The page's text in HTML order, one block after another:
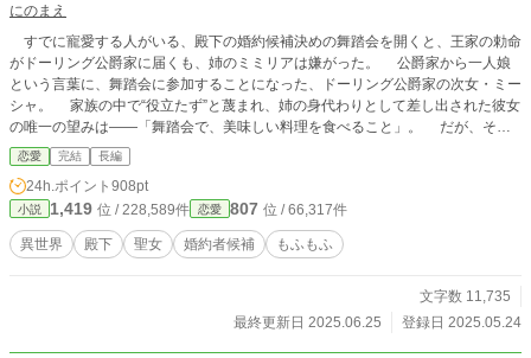
にのまえ
すでに寵愛する人がいる、殿下の婚約候補決めの舞踏会を開くと、王家の勅命
がドーリング公爵家に届くも、姉のミミリアは嫌がった。 公爵家から一人娘
という言葉に、舞踏会に参加することになった、ドーリング公爵家の次女・ミー
シャ。 家族の中で“役立たず”と蔑まれ、姉の身代わりとして差し出された彼女
の唯一の望みは――「舞踏会で、美味しい料理を食べること」。 だが、そん
な慎ましい願いとは裏腹に、 舞踏会の夜、思いもよらぬ出来事が起こりミー
シャは前世、読んでいた小説の世界だと気付く。
恋愛 完結 長編
24h.ポイント 908pt
小説 1,419 位 / 228,589件 恋愛 807 位 / 66,317件
異世界 殿下 聖女 婚約者候補 もふもふ
文字数 11,735
最終更新日 2025.06.25
登録日 2025.05.24